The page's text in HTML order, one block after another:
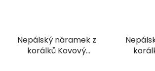
Nepálský náramek z
korálků Kovový